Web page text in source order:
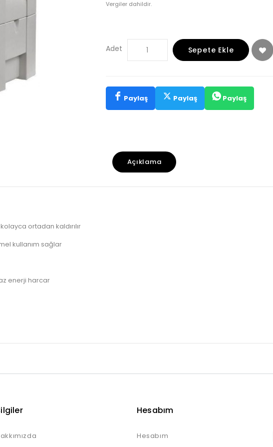
Vergiler dahildir.
Adet Sepete Ekle
Paylaş Paylaş Paylaş
Açıklama
ortadan kaldırılır
kullanım sağlar
enerji harcar
Hesabım
Hesabım